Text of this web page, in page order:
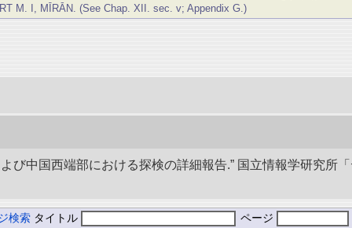
M. I, MĪRĀN. (See Chap. XII. sec. v; Appendix G.)
び中国西端部における探検の詳細報告.” 国立情報学研究所
検索 タイトル ページ